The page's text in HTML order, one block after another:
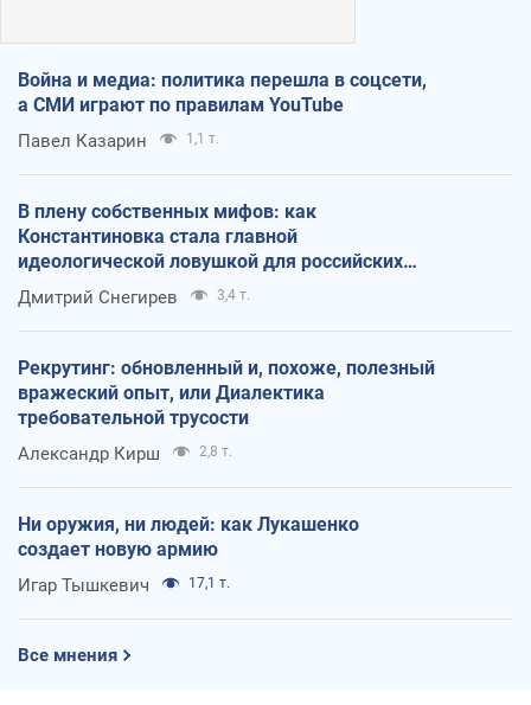
Война и медиа: политика перешла в соцсети,
а СМИ играют по правилам YouTube
Павел Казарин 1,1 т.
В плену собственных мифов: как
Константиновка стала главной
идеологической ловушкой для российских
оккупантов
Дмитрий Снегирев 3,4 т.
Рекрутинг: обновленный и, похоже, полезный
вражеский опыт, или Диалектика
требовательной трусости
Александр Кирш 2,8 т.
Ни оружия, ни людей: как Лукашенко
создает новую армию
Игар Тышкевич 17,1 т.
Все мнения